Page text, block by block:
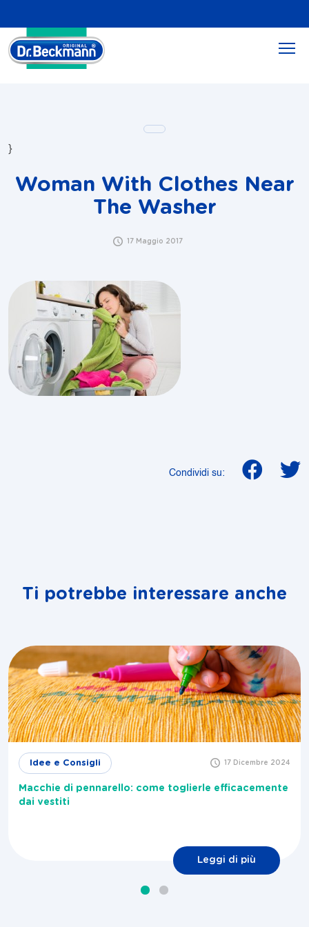
}
Woman With Clothes Near
The Washer
17 Maggio 2017
Condividi su:
Ti potrebbe interessare anche
Idee e Consigli 17 Dicembre 2024
Macchie di pennarello: come toglierle efficacemente
dai vestiti
Leggi di più